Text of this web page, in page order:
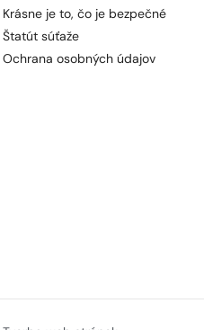
Krásne je to, čo je bezpečné
Štatút súťaže
Ochrana osobných údajov